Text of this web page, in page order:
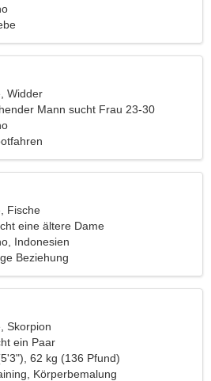
Widder
Mann sucht Frau 23-30
Fische
eine ältere Dame
Indonesien
Beziehung
Skorpion
ein Paar
62 kg (136 Pfund)
Körperbemalung